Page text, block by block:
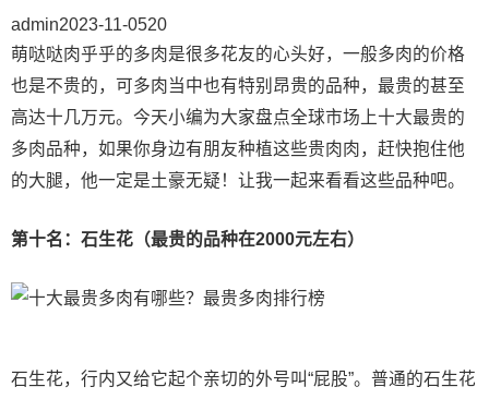
admin2023-11-0520
萌哒哒肉乎乎的多肉是很多花友的心头好，一般多肉的价格
也是不贵的，可多肉当中也有特别昂贵的品种，最贵的甚至
高达十几万元。今天小编为大家盘点全球市场上十大最贵的
多肉品种，如果你身边有朋友种植这些贵肉肉，赶快抱住他
的大腿，他一定是土豪无疑！让我一起来看看这些品种吧。
第十名：石生花（最贵的品种在2000元左右）
石生花，行内又给它起个亲切的外号叫“屁股”。普通的石生花